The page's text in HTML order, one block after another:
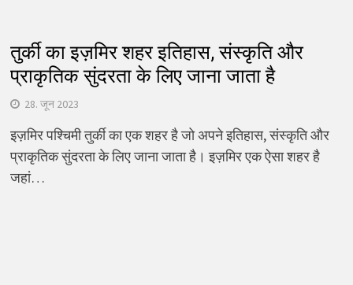
तुर्की का इज़मिर शहर इतिहास, संस्कृति और
प्राकृतिक सुंदरता के लिए जाना जाता है
28. जून 2023
इज़मिर पश्चिमी तुर्की का एक शहर है जो अपने इतिहास, संस्कृति और
प्राकृतिक सुंदरता के लिए जाना जाता है। इज़मिर एक ऐसा शहर है
जहां…